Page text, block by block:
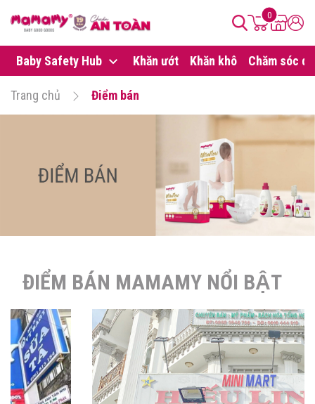
0
Baby Safety Hub Khăn ướt Khăn khô Chăm sóc da
Trang chủ Điểm bán
ĐIỂM BÁN MAMAMY NỔI BẬT